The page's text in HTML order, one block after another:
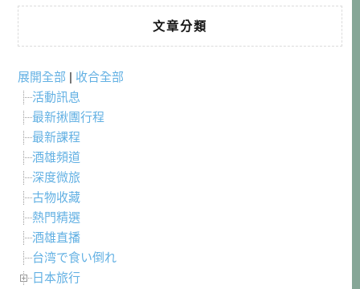
文章分類
展開全部 | 收合全部
活動訊息
最新揪團行程
最新課程
酒雄頻道
深度微旅
古物收藏
熱門精選
酒雄直播
台湾で食い倒れ
日本旅行